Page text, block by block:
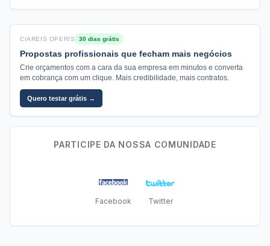
CIAREIS OPERIS 30 dias grátis
Propostas profissionais que fecham mais negócios
Crie orçamentos com a cara da sua empresa em minutos e converta
em cobrança com um clique. Mais credibilidade, mais contratos.
Quero testar grátis →
PARTICIPE DA NOSSA COMUNIDADE
Facebook Twitter